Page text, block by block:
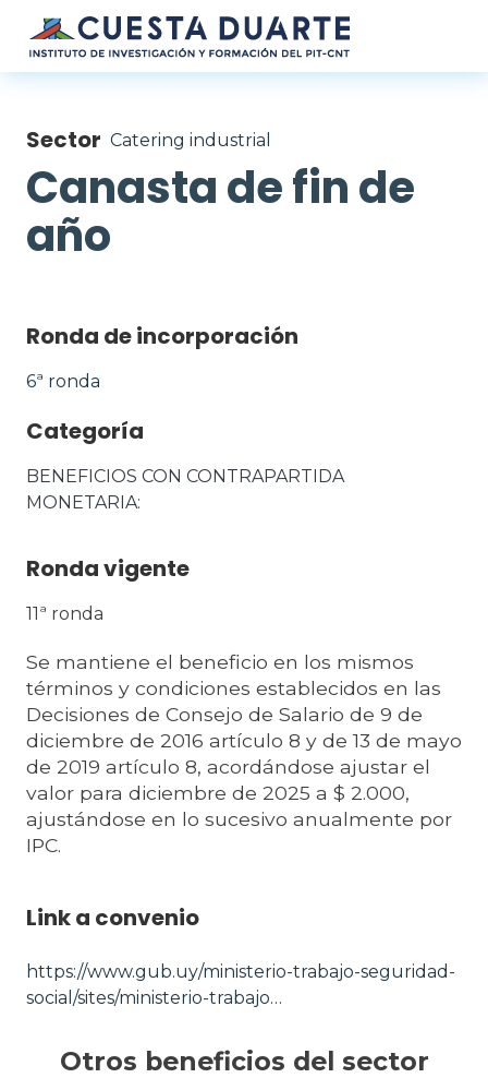
Pasar al contenido principal
Sector Catering industrial
Canasta de fin de
año
Ronda de incorporación
6ª ronda
Categoría
BENEFICIOS CON CONTRAPARTIDA
MONETARIA
Ronda vigente
11ª ronda
Se mantiene el beneficio en los mismos
términos y condiciones establecidos en las
Decisiones de Consejo de Salario de 9 de
diciembre de 2016 artículo 8 y de 13 de mayo
de 2019 artículo 8, acordándose ajustar el
valor para diciembre de 2025 a $ 2.000,
ajustándose en lo sucesivo anualmente por
IPC.
Link a convenio
https://www.gub.uy/ministerio-trabajo-seguridad-
social/sites/ministerio-trabajo…
Otros beneficios del sector